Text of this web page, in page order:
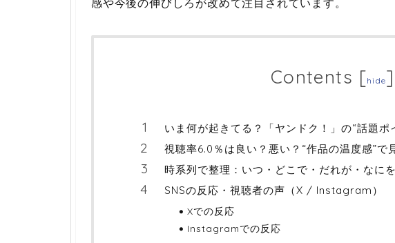
感や今後の伸びしろが改めて注目されています。
Contents [hide]
いま何が起きてる？「ヤンドク！」の“話題ポ
視聴率6.0％は良い？悪い？“作品の温度感”で
時系列で整理：いつ・どこで・だれが・なにを
SNSの反応・視聴者の声（X / Instagram）
Xでの反応
Instagramでの反応